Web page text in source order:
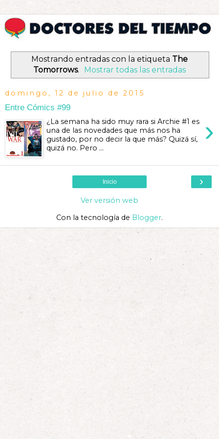
Mostrando entradas con la etiqueta The
Tomorrows. Mostrar todas las entradas
domingo, 12 de julio de 2015
Entre Cómics #99
›
¿La semana ha sido muy rara si Archie #1 es
una de las novedades que más nos ha
gustado, por no decir la que más? Quizá sí,
quizá no. Pero ...
›
Inicio
Ver versión web
Con la tecnología de Blogger.